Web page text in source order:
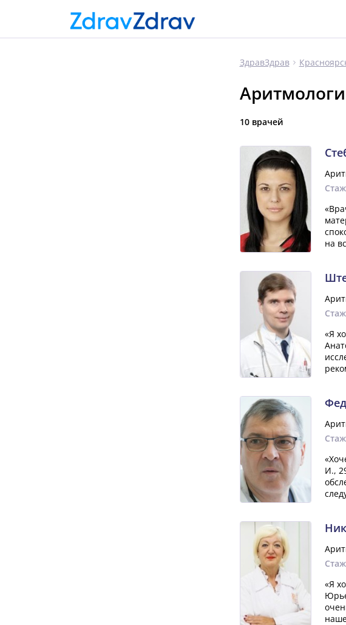
ЗдравЗдрав
10 врачей
на
«Я
И.,
«Я